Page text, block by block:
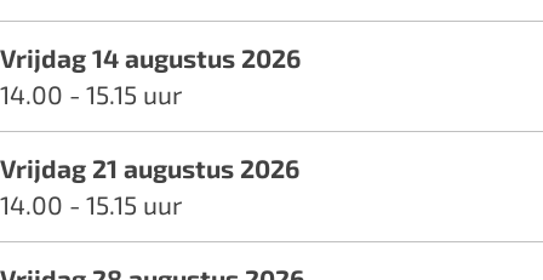
Vrijdag 14 augustus 2026
14.00 - 15.15 uur
Vrijdag 21 augustus 2026
14.00 - 15.15 uur